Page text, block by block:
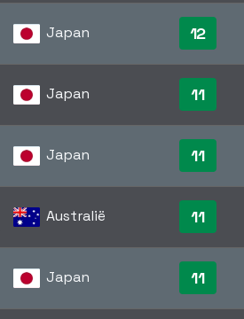
Japan 12
Japan 11
Japan 11
Australië 11
Japan 11